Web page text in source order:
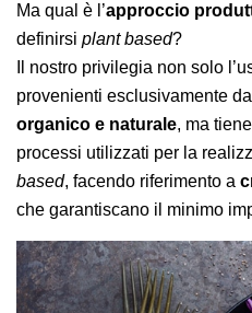
Ma qual è l’approccio
definirsi plant based?
Il nostro privilegia non solo
provenienti esclusivamente da
organico e naturale, ma
processi utilizzati per la
based, facendo riferimento a
che garantiscano il minimo